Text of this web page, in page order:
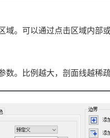
域。可以通过点击区域内部
。比例越大，剖面线越稀